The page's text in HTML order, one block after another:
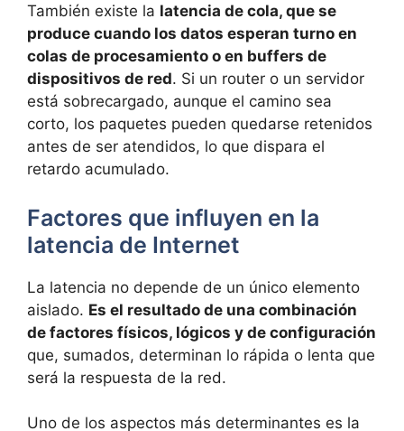
También existe la latencia de cola, que se
produce cuando los datos esperan turno en
colas de procesamiento o en buffers de
dispositivos de red. Si un router o un servidor
está sobrecargado, aunque el camino sea
corto, los paquetes pueden quedarse retenidos
antes de ser atendidos, lo que dispara el
retardo acumulado.
Factores que influyen en la
latencia de Internet
La latencia no depende de un único elemento
aislado. Es el resultado de una combinación
de factores físicos, lógicos y de configuración
que, sumados, determinan lo rápida o lenta que
será la respuesta de la red.
Uno de los aspectos más determinantes es la